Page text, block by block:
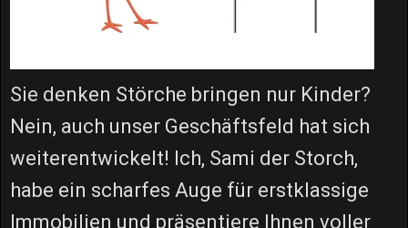
Sie denken Störche bringen nur Kinder?
Nein, auch unser Geschäftsfeld hat sich
weiterentwickelt! Ich, Sami der Storch,
habe ein scharfes Auge für erstklassige
Immobilien und präsentiere Ihnen voller